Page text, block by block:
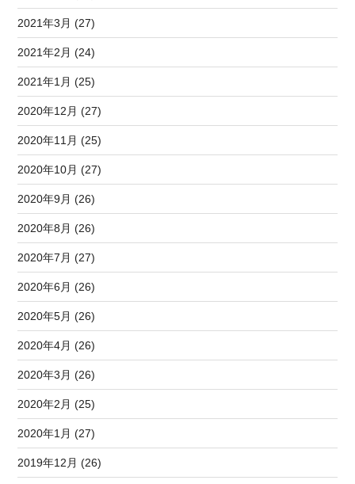
2021年3月 (27)
2021年2月 (24)
2021年1月 (25)
2020年12月 (27)
2020年11月 (25)
2020年10月 (27)
2020年9月 (26)
2020年8月 (26)
2020年7月 (27)
2020年6月 (26)
2020年5月 (26)
2020年4月 (26)
2020年3月 (26)
2020年2月 (25)
2020年1月 (27)
2019年12月 (26)